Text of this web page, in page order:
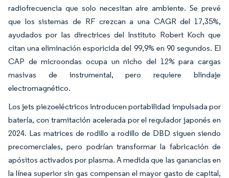
radiofrecuencia que solo necesitan aire ambiente. Se prevé
que los sistemas de RF crezcan a una CAGR del 17,35%,
ayudados por las directrices del Instituto Robert Koch que
citan una eliminación esporicida del 99,9% en 90 segundos. El
CAP de microondas ocupa un nicho del 12% para cargas
masivas de instrumental, pero requiere blindaje
electromagnético.
Los jets piezoeléctricos introducen portabilidad impulsada por
batería, con tramitación acelerada por el regulador japonés en
2024. Las matrices de rodillo a rodillo de DBD siguen siendo
precomerciales, pero podrían transformar la fabricación de
apósitos activados por plasma. A medida que las ganancias en
la línea superior sin gas compensan el mayor gasto de capital,